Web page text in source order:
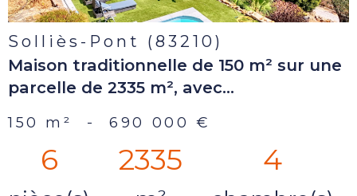
Solliès-Pont (83210)
Maison traditionnelle de 150 m² sur une
parcelle de 2335 m², avec...
150 m² - 690 000 €
6 2335 4